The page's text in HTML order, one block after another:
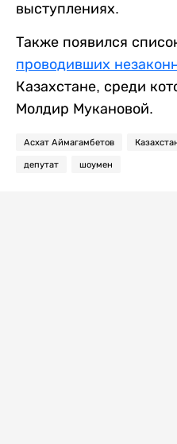
выступлениях.
Также появился
проводивших
Казахстане, среди
Молдир Мукановой.
Асхат Аймагамбетов
депутат шоумен